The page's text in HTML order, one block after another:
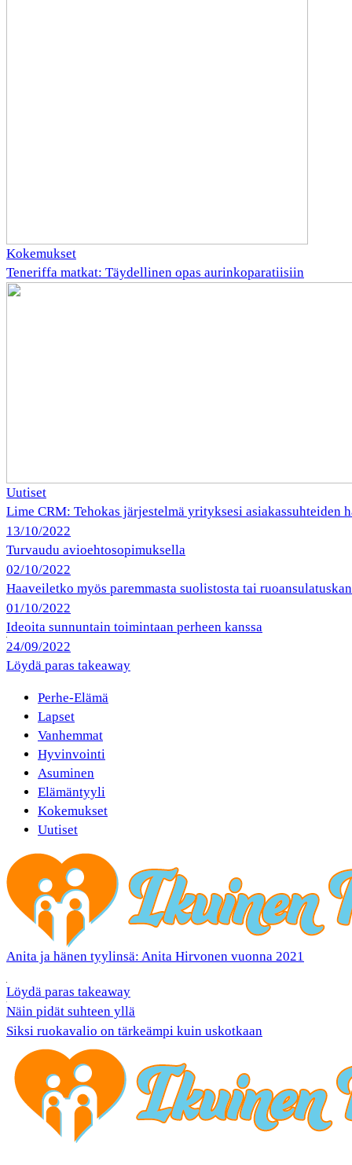
Kokemukset
Teneriffa matkat: Täydellinen opas aurinkoparatiisiin
Uutiset
Lime CRM: Tehokas järjestelmä yrityksesi asiakassuhteiden
13/10/2022
Turvaudu avioehtosopimuksella
02/10/2022
Haaveiletko myös paremmasta suolistosta tai
01/10/2022
Ideoita sunnuntain toimintaan perheen kanssa
24/09/2022
Löydä paras takeaway
Perhe-Elämä
Lapset
Vanhemmat
Hyvinvointi
Asuminen
Elämäntyyli
Kokemukset
Uutiset
Anita ja hänen tyylinsä: Anita Hirvonen vuonna 2021
Löydä paras takeaway
Näin pidät suhteen yllä
Siksi ruokavalio on tärkeämpi kuin uskotkaan